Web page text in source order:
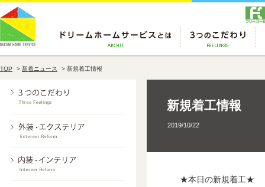
TOP > 新着ニュース > 新規着工情報
新規着工情報
2019/10/22
★本日の新規着工★